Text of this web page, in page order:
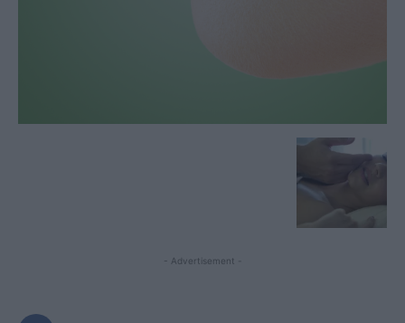
- Advertisement -